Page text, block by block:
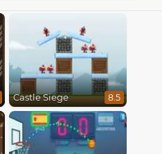
Castle Siege 8.5